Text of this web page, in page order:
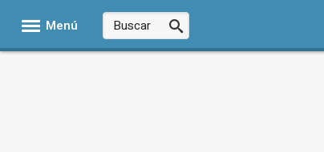
Menú